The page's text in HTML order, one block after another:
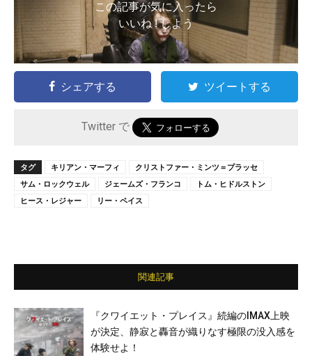
この記事が気に入ったら
いいね ! しよう
シェアする ツイートする
Twitter で
タグ キリアン・マーフィ
クリストファー・ミンツ＝プラッセ
サム・ロックウェル
ジェームズ・フランコ
トム・ヒドルストン
ヒース・レジャー
リー・ペイス
関連記事
『クワイエット・プレイス』続編のIMAX上映
が決定、静寂と轟音が織りなす極限の没入感を
体験せよ！